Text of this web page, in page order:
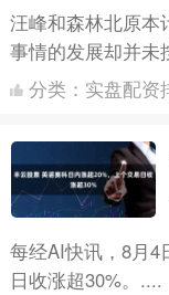
汪峰和森林北原本
事情的发展却并未
是这场旅行的主角
但随着时间....
分类： 实盘配资
每经AI快讯，8月4
日收涨超30%。....